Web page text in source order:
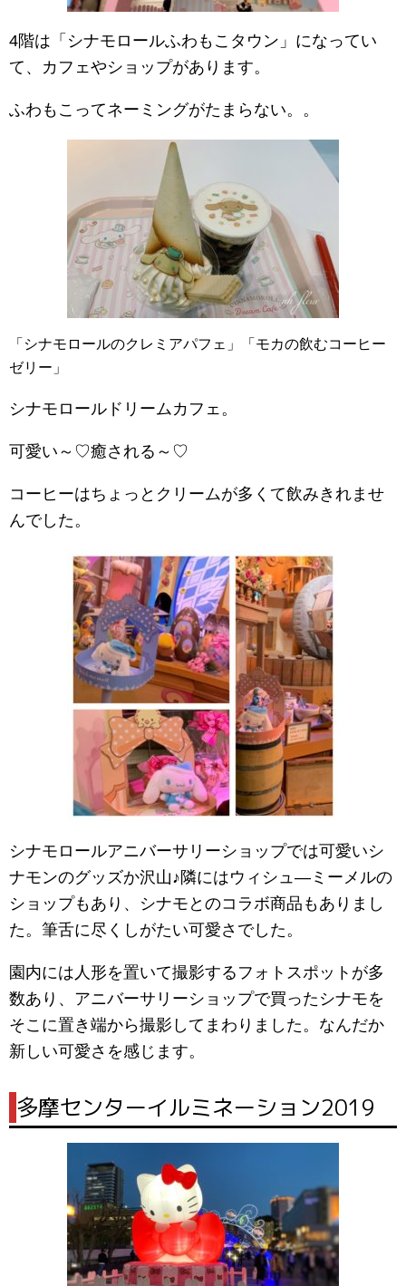
4階は「シナモロールふわもこタウン」になってい
て、カフェやショップがあります。
ふわもこってネーミングがたまらない。。
「シナモロールのクレミアパフェ」「モカの飲むコーヒー
ゼリー」
シナモロールドリームカフェ。
可愛い～♡癒される～♡
コーヒーはちょっとクリームが多くて飲みきれませ
んでした。
シナモロールアニバーサリーショップでは可愛いシ
ナモンのグッズか沢山♪隣にはウィシュ―ミーメルの
ショップもあり、 シナモとのコラボ商品 もありまし
た。筆舌に尽くしがたい可愛さでした。
園内には人形を置いて撮影するフォトスポットが多
数あり、アニバーサリーショップで買ったシナモを
そこに置き端から撮影してまわりました。なんだか
新しい可愛さを感じます。
多摩センターイルミネーション2019